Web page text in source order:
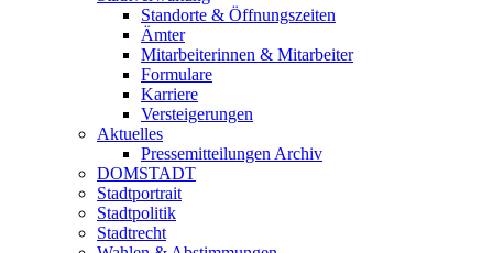
Standorte & Öffnungszeiten
Ämter
Mitarbeiterinnen & Mitarbeiter
Formulare
Karriere
Versteigerungen
Aktuelles
Pressemitteilungen Archiv
DOMSTADT
Stadtportrait
Stadtpolitik
Stadtrecht